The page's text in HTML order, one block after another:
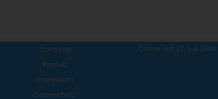
Online seit 27. Juli 2004
Startseite
Kontakt
Impressum
Datenschutz